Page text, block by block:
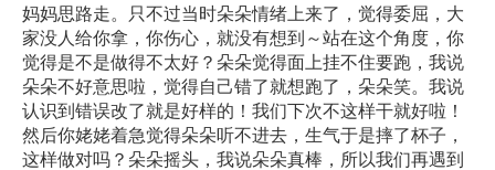
妈妈思路走。只不过当时朵朵情绪上来了，觉得委屈，大
家没人给你拿，你伤心，就没有想到～站在这个角度，你
觉得是不是做得不太好？朵朵觉得面上挂不住要跑，我说
朵朵不好意思啦，觉得自己错了就想跑了，朵朵笑。我说
认识到错误改了就是好样的！我们下次不这样干就好啦！
然后你姥姥着急觉得朵朵听不进去，生气于是摔了杯子，
这样做对吗？朵朵摇头，我说朵朵真棒，所以我们再遇到